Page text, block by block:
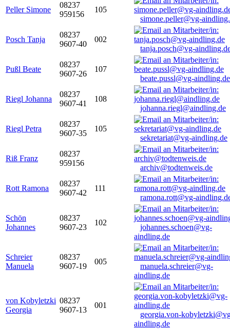
Peller Simone
08237
959156
105
simone.peller@vg-
Posch Tanja
08237
9607-40
002
tanja.posch@vg-
Pußl Beate
08237
9607-26
107
beate.pussl@vg-aindling.de
Riegl Johanna
08237
9607-41
108
johanna.riegl@aindling.de
Riegl Petra
08237
9607-35
105
sekretariat@vg-aindling.de
Riß Franz
08237
959156
archiv@todtenweis.de
Rott Ramona
08237
9607-42
111
ramona.rott@vg-
Schön
Johannes
08237
9607-23
102
johannes.schoen@vg-
aindling.de
Schreier
Manuela
08237
9607-19
005
manuela.schreier@vg-
aindling.de
von Kobyletzki
Georgia
08237
9607-13
001
georgia.von-
aindling.de